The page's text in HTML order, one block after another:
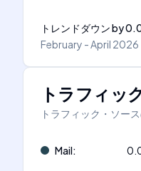
トレンドダウンby
February - April 2026
トラフィッ
トラフィック・ソー
Mail: